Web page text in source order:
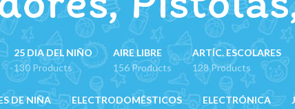
25 DIA DEL NIÑO
130 Products
AIRE LIBRE
156 Products
ARTÍC. ESCOLARES
128 Products
DE NIÑA
ELECTRODOMÉSTICOS
ELECTRÓNICA